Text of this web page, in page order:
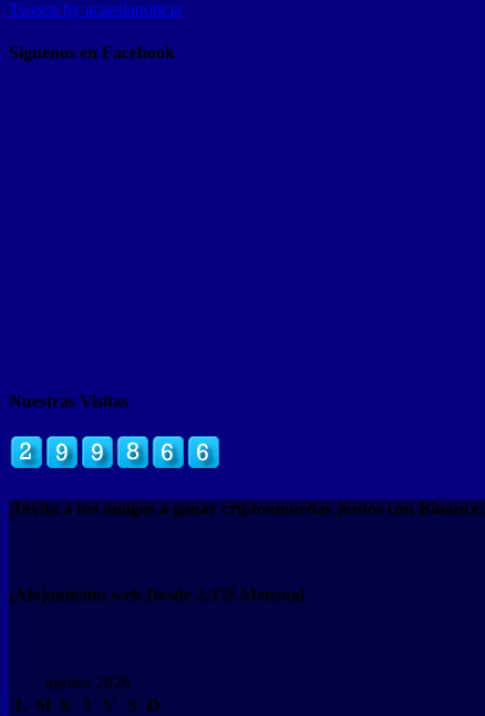
Tweets by acaeslanoticia
Siguenos en Facebook
Nuestras Visitas
¡Invita a tus amigos a ganar criptomonedas juntos con Binance!
¡Alojamiento web Desde 2.35$ Mensual
agosto 2026
L M X J V S D